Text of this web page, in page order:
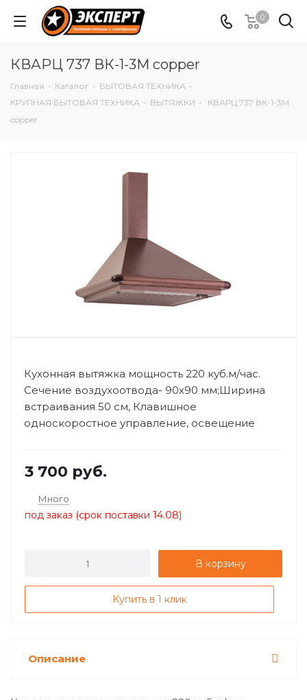
0
КВАРЦ 737 ВК-1-3М copper
Главная - Каталог - БЫТОВАЯ ТЕХНИКА -
КРУПНАЯ БЫТОВАЯ ТЕХНИКА - ВЫТЯЖКИ -
КВАРЦ 737 ВК-1-3М
copper
Кухонная вытяжка мощность 220 куб.м/час.
Сечение воздухоотвода- 90х90 мм;Ширина
встраивания 50 см, Клавишное
односкоростное управление, освещение
3 700 руб.
Много
под заказ (срок поставки 14.08)
В корзину
Купить в 1 клик
Описание